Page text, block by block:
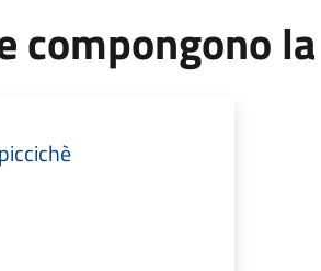
compongono